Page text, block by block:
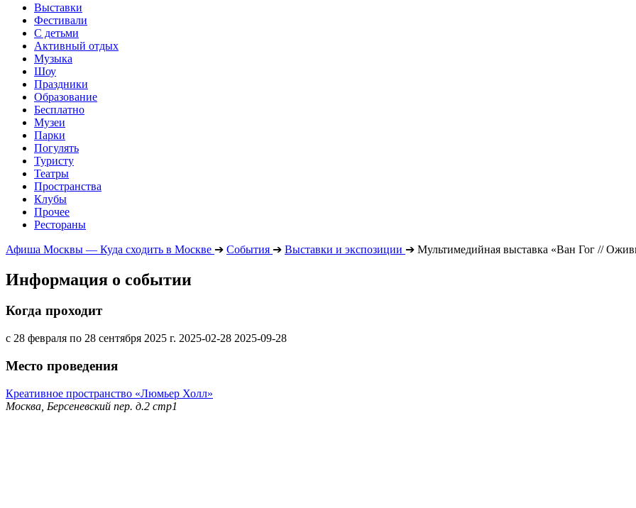
Выставки
Фестивали
С детьми
Активный отдых
Музыка
Шоу
Праздники
Образование
Бесплатно
Музеи
Парки
Погулять
Туристу
Театры
Пространства
Клубы
Прочее
Рестораны
Афиша Москвы — Куда сходить в Москве ➔ События ➔ Выставки и экспозиции ➔ Мультимедийная выставка «Ван Гог //
Информация о событии
Когда проходит
с 28 февраля по 28 сентября 2025 г. 2025-02-28 2025-09-28
Место проведения
Креативное пространство «Люмьер Холл»
Москва, Берсеневский пер. д.2 стр1